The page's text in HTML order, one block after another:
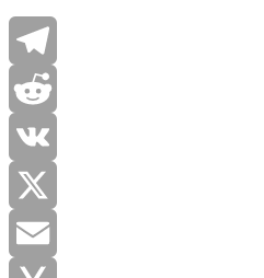
Telegram
Reddit
VK
X